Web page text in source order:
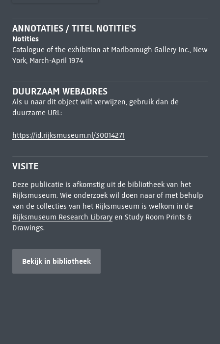
ANNOTATIES / TITEL NOTITIE'S
Notities
Catalogue of the exhibition at Marlborough Gallery Inc., New
York, March-April 1974
DUURZAAM WEBADRES
Als u naar dit object wilt verwijzen, gebruik dan de
duurzame URL:
https://id.rijksmuseum.nl/30014271
VISITE
Deze publicatie is afkomstig uit de bibliotheek van het
Rijksmuseum. Wie onderzoek wil doen naar of met behulp
van de collecties van het Rijksmuseum is welkom in de
Rijksmuseum Research Libraryen Study Room Prints &
Drawings.
Bekijk in bibliotheek